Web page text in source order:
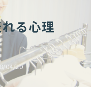
—
る心理
04/20